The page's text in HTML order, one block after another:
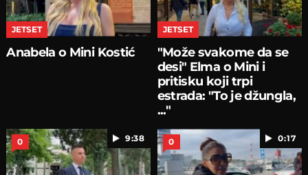
JETSET
Anabela o Mini Kostić
JETSET
"Može svakome da se
desi" Elma o Mini i
pritisku koji trpi
estrada: "To je džungla,
..."
9:38
0 0:17
0